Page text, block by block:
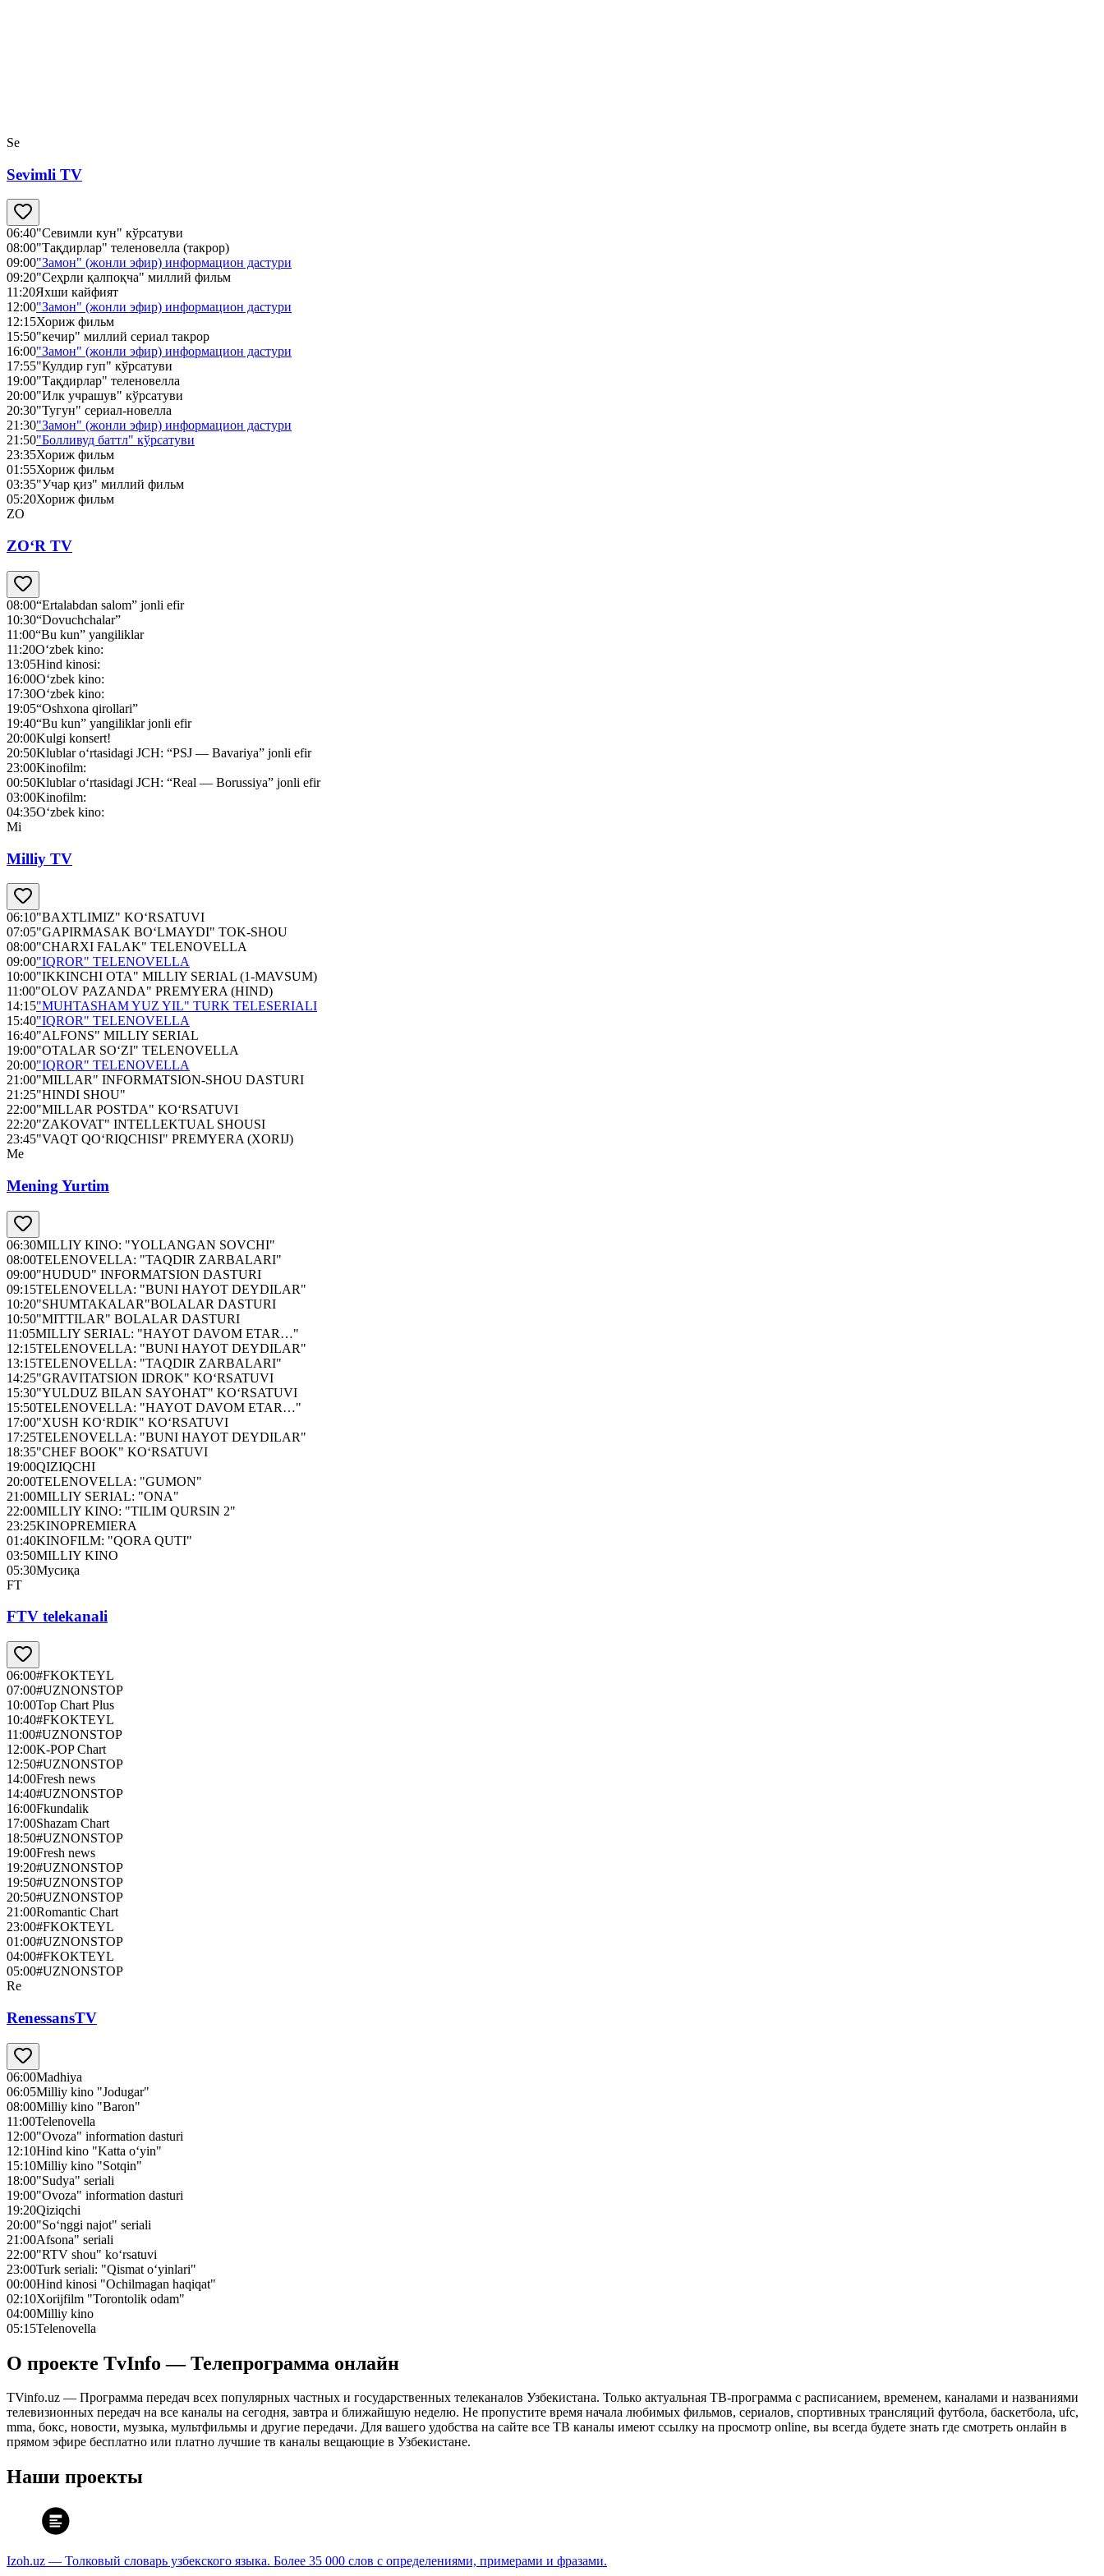
Se
Sevimli TV
06:40"Севимли кун" кўрсатуви
08:00"Тақдирлар" теленовелла (такрор)
09:00"Замон" (жонли эфир) информацион дастури
09:20"Сеҳрли қалпоқча" миллий фильм
11:20Яхши кайфият
12:00"Замон" (жонли эфир) информацион дастури
12:15Хориж фильм
15:50"кечир" миллий сериал такрор
16:00"Замон" (жонли эфир) информацион дастури
17:55"Кулдир гуп" кўрсатуви
19:00"Тақдирлар" теленовелла
20:00"Илк учрашув" кўрсатуви
20:30"Тугун" сериал-новелла
21:30"Замон" (жонли эфир) информацион дастури
21:50"Болливуд баттл" кўрсатуви
23:35Хориж фильм
01:55Хориж фильм
03:35"Учар қиз" миллий фильм
05:20Хориж фильм
ZO
ZO‘R TV
08:00“Ertalabdan salom” jonli efir
10:30“Dovuchchalar”
11:00“Bu kun” yangiliklar
11:20O‘zbek kino:
13:05Hind kinosi:
16:00O‘zbek kino:
17:30O‘zbek kino:
19:05“Oshxona qirollari”
19:40“Bu kun” yangiliklar jonli efir
20:00Kulgi konsert!
20:50Klublar o‘rtasidagi JСH: “PSJ — Bavariya” jonli efir
23:00Kinofilm:
00:50Klublar o‘rtasidagi JСH: “Real — Borussiya” jonli efir
03:00Kinofilm:
04:35O‘zbek kino:
Mi
Milliy TV
06:10"BAXTLIMIZ" KO‘RSATUVI
07:05"GAPIRMASAK BO‘LMAYDI" TOK-SHOU
08:00"CHARXI FALAK" TELENOVELLA
09:00"IQROR" TELENOVELLA
10:00"IKKINCHI OTA" MILLIY SERIAL (1-MAVSUM)
11:00"OLOV PAZANDA" PREMYERA (HIND)
14:15"MUHTASHAM YUZ YIL" TURK TELESERIALI
15:40"IQROR" TELENOVELLA
16:40"ALFONS" MILLIY SERIAL
19:00"OTALAR SO‘ZI" TELENOVELLA
20:00"IQROR" TELENOVELLA
21:00"MILLAR" INFORMATSION-SHOU DASTURI
21:25"HINDI SHOU"
22:00"MILLAR POSTDA" KO‘RSATUVI
22:20"ZAKOVAT" INTELLEKTUAL SHOUSI
23:45"VAQT QO‘RIQCHISI" PREMYERA (XORIJ)
Me
Mening Yurtim
06:30MILLIY KINO: "YOLLANGAN SOVCHI"
08:00TELENOVELLA: "TAQDIR ZARBALARI"
09:00"HUDUD" INFORMATSION DASTURI
09:15TELENOVELLA: "BUNI HAYOT DEYDILAR"
10:20"SHUMTAKALAR"BOLALAR DASTURI
10:50"MITTILAR" BOLALAR DASTURI
11:05MILLIY SERIAL: "HAYOT DAVOM ETAR…"
12:15TELENOVELLA: "BUNI HAYOT DEYDILAR"
13:15TELENOVELLA: "TAQDIR ZARBALARI"
14:25"GRAVITATSION IDROK" KO‘RSATUVI
15:30"YULDUZ BILAN SAYOHAT" KO‘RSATUVI
15:50TELENOVELLA: "HAYOT DAVOM ETAR…"
17:00"XUSH KO‘RDIK" KO‘RSATUVI
17:25TELENOVELLA: "BUNI HAYOT DEYDILAR"
18:35"CHEF BOOK" KO‘RSATUVI
19:00QIZIQCHI
20:00TELENOVELLA: "GUMON"
21:00MILLIY SERIAL: "ONA"
22:00MILLIY KINO: "TILIM QURSIN 2"
23:25KINOPREMIERA
01:40KINOFILM: "QORA QUTI"
03:50MILLIY KINO
05:30Мусиқа
FT
FTV telekanali
06:00#FKOKTEYL
07:00#UZNONSTOP
10:00Top Chart Plus
10:40#FKOKTEYL
11:00#UZNONSTOP
12:00K-POP Chart
12:50#UZNONSTOP
14:00Fresh news
14:40#UZNONSTOP
16:00Fkundalik
17:00Shazam Chart
18:50#UZNONSTOP
19:00Fresh news
19:20#UZNONSTOP
19:50#UZNONSTOP
20:50#UZNONSTOP
21:00Romantic Chart
23:00#FKOKTEYL
01:00#UZNONSTOP
04:00#FKOKTEYL
05:00#UZNONSTOP
Re
RenessansTV
06:00Madhiya
06:05Milliy kino "Jodugar"
08:00Milliy kino "Baron"
11:00Telenovella
12:00"Ovoza" information dasturi
12:10Hind kino "Katta o‘yin"
15:10Milliy kino "Sotqin"
18:00"Sudya" seriali
19:00"Ovoza" information dasturi
19:20Qiziqchi
20:00"So‘nggi najot" seriali
21:00Afsona" seriali
22:00"RTV shou" ko‘rsatuvi
23:00Turk seriali: "Qismat o‘yinlari"
00:00Hind kinosi "Ochilmagan haqiqat"
02:10Xorijfilm "Torontolik odam"
04:00Milliy kino
05:15Telenovella
О проекте TvInfo — Телепрограмма онлайн
TVinfo.uz — Программа передач всех популярных частных и государственных телеканалов Узбекистана. Только актуальная ТВ-программа с расписанием, временем, каналами и названиями
телевизионных передач на все каналы на сегодня, завтра и ближайшую неделю. Не пропустите время начала любимых фильмов, сериалов, спортивных трансляций футбола, баскетбола, ufc,
mma, бокс, новости, музыка, мультфильмы и другие передачи. Для вашего удобства на сайте все ТВ каналы имеют ссылку на просмотр online, вы всегда будете знать где смотреть онлайн в
прямом эфире бесплатно или платно лучшие тв каналы вещающие в Узбекистане.
Наши проекты
Izoh.uz — Толковый словарь узбекского языка. Более 35 000 слов с определениями, примерами и фразами.